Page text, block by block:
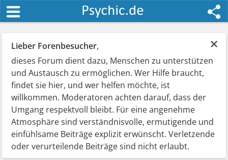
×
Lieber Forenbesucher,
dieses Forum dient dazu, Menschen zu unterstützen
und Austausch zu ermöglichen. Wer Hilfe braucht,
findet sie hier, und wer helfen möchte, ist
willkommen. Moderatoren achten darauf, dass der
Umgang respektvoll bleibt. Für eine angenehme
Atmosphäre sind verständnisvolle, ermutigende und
einfühlsame Beiträge explizit erwünscht. Verletzende
oder verurteilende Beiträge sind nicht erlaubt.